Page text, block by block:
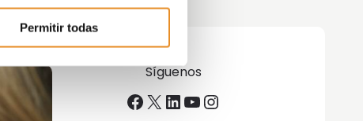
Permitir todas
Síguenos
Facebook
X LinkedIn
YouTube
Instagram